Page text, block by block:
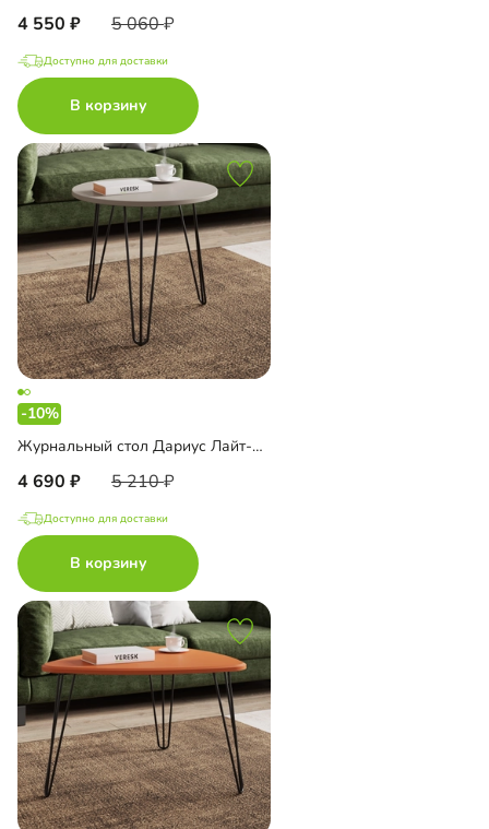
4 550 5 060
Доступно для доставки
В корзину
-10%
Журнальный стол Дариус Лайт-600
4 690 5 210
Доступно для доставки
В корзину